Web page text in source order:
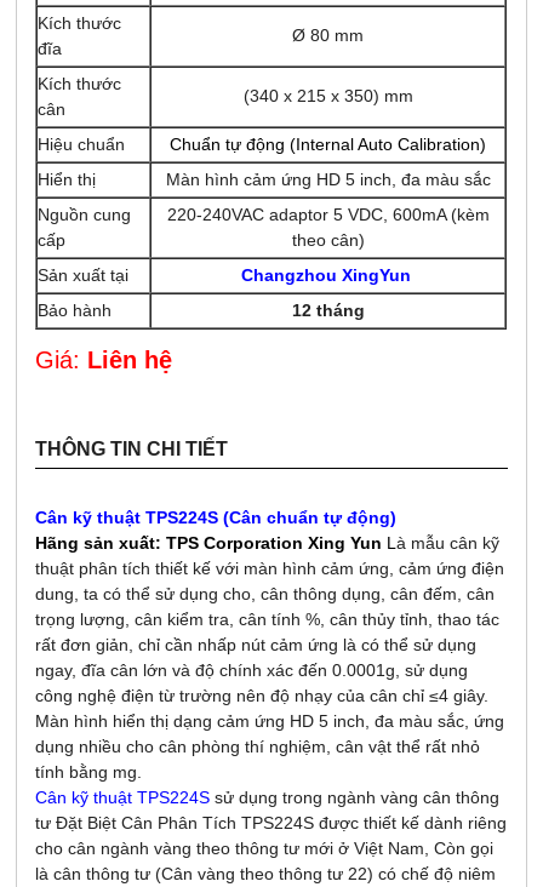
Kích thước
đĩa
Ø 80 mm
Kích thước
cân
(340 x 215 x 350) mm
Hiệu chuẩn
Chuẩn tự động (Internal Auto Calibration)
Hiển thị
Màn hình cảm ứng HD 5 inch, đa màu sắc
Nguồn cung
cấp
220-240VAC adaptor 5 VDC, 600mA (kèm
theo cân)
Sản xuất tại
Changzhou XingYun
Bảo hành
12 tháng
Giá: Liên hệ
THÔNG TIN CHI TIẾT
Cân kỹ thuật TPS224S (Cân chuẩn tự động)
Hãng sản xuất: TPS Corporation Xing Yun Là mẫu cân kỹ
thuật phân tích thiết kế với màn hình cảm ứng, cảm ứng điện
dung, ta có thể sử dụng cho, cân thông dụng, cân đếm, cân
trọng lượng, cân kiểm tra, cân tính %, cân thủy tỉnh, thao tác
rất đơn giản, chỉ cần nhấp nút cảm ứng là có thể sử dụng
ngay, đĩa cân lớn và độ chính xác đến 0.0001g, sử dụng
công nghệ điện từ trường nên độ nhạy của cân chỉ ≤4 giây.
Màn hình hiển thị dạng cảm ứng HD 5 inch, đa màu sắc, ứng
dụng nhiều cho cân phòng thí nghiệm, cân vật thể rất nhỏ
tính bằng mg.
Cân kỹ thuật TPS224S sử dụng trong ngành vàng cân thông
tư Đặt Biệt Cân Phân Tích TPS224S được thiết kế dành riêng
cho cân ngành vàng theo thông tư mới ở Việt Nam, Còn gọi
là cân thông tư (Cân vàng theo thông tư 22) có chế độ niêm